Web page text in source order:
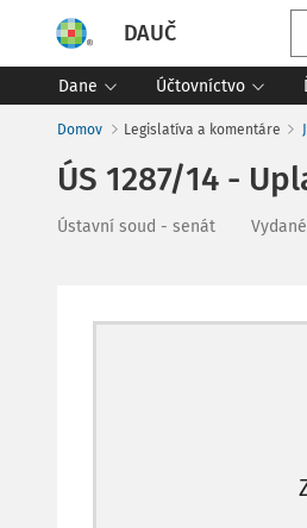
DAUČ
Dane Účtovníctvo
Domov Legislatíva a komentáre
ÚS 1287/14 -
Ústavní soud - senát Vydané